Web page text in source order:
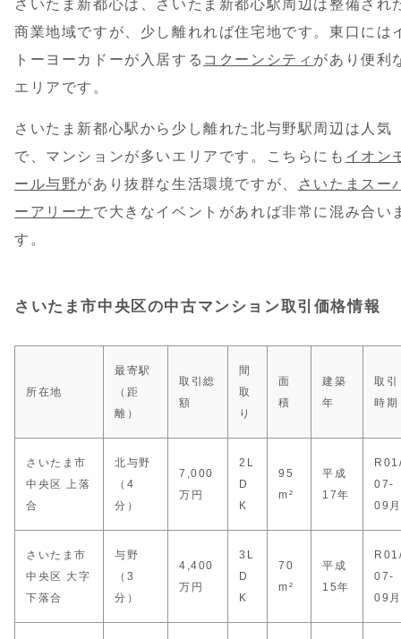
さいたま新都心は、さいたま新都心駅周辺は整備され
商業地域ですが、少し離れれば住宅地です。東口には
トーヨーカドーが入居する コクーンシティ があり便利
エリアです。
さいたま新都心駅から少し離れた北与野駅周辺は人気
で、マンションが多いエリアです。こちらにも イオン
ール与野があり抜群な生活環境ですが、
さいたまスー
ーアリーナ で大きなイベントがあれば非常に混み合い
す。
さいたま市中央区の中古マンション取引価格情報
所在地
最寄駅
（距
離）
取引総
額
間
取
り
面
積
建築
年
取引
時期
さいたま市
中央区 上落
合
北与野
（4
分）
7,000
万円
2L
D
K
95
m²
平成
17年
07-
09月
さいたま市
中央区 大字
下落合
与野
（3
分）
4,400
万円
3L
D
K
70
m²
平成
15年
07-
09月